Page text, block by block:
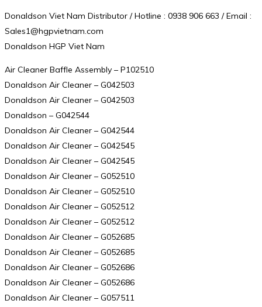
Donaldson Viet Nam Distributor / Hotline : 0938 906 663 / Email :
Sales1@hgpvietnam.com
Donaldson HGP Viet Nam
Air Cleaner Baffle Assembly – P102510
Donaldson Air Cleaner – G042503
Donaldson Air Cleaner – G042503
Donaldson – G042544
Donaldson Air Cleaner – G042544
Donaldson Air Cleaner – G042545
Donaldson Air Cleaner – G042545
Donaldson Air Cleaner – G052510
Donaldson Air Cleaner – G052510
Donaldson Air Cleaner – G052512
Donaldson Air Cleaner – G052512
Donaldson Air Cleaner – G052685
Donaldson Air Cleaner – G052685
Donaldson Air Cleaner – G052686
Donaldson Air Cleaner – G052686
Donaldson Air Cleaner – G057511